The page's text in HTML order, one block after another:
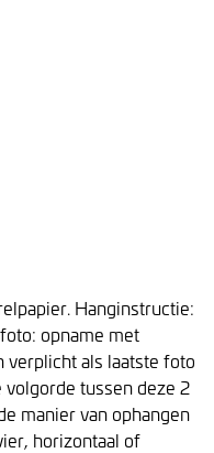
Hanginstructie:
opname met
verplicht als laatste foto
tussen deze 2
manier van ophangen
horizontaal of